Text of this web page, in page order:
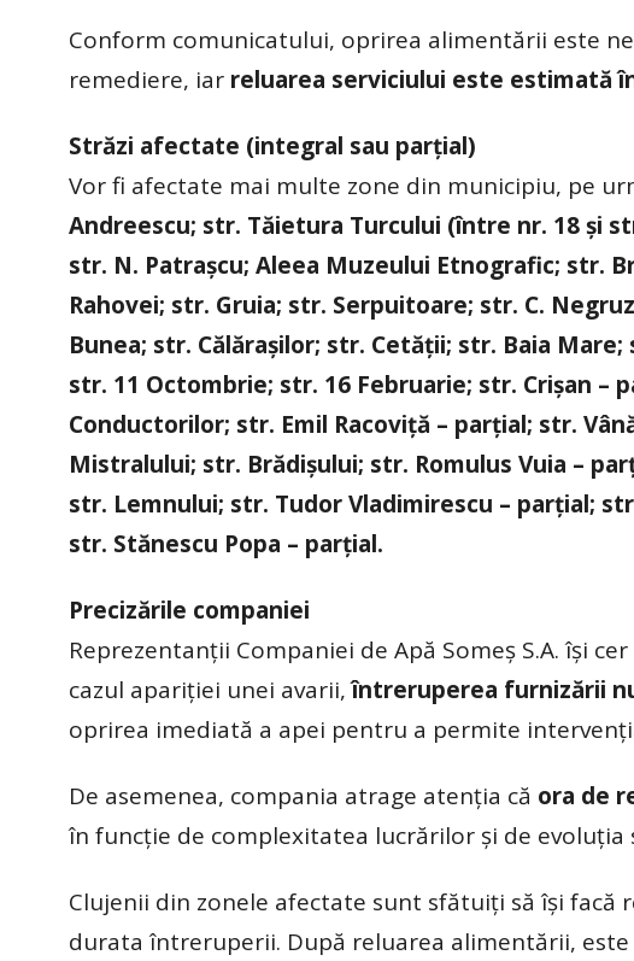
Conform comunicatului, oprirea alimentării este
remediere, iar reluarea serviciului este estimată
Străzi afectate (integral sau parțial)
Vor fi afectate mai multe zone din municipiu, pe
Andreescu; str. Tăietura Turcului (între nr. 18 și
str. N. Patrașcu; Aleea Muzeului Etnografic; str.
Rahovei; str. Gruia; str. Serpuitoare; str. C.
Bunea; str. Călărașilor; str. Cetății; str. Baia
str. 11 Octombrie; str. 16 Februarie; str. Crișan –
Conductorilor; str. Emil Racoviță – parțial; str.
Mistralului; str. Brădișului; str. Romulus Vuia –
str. Lemnului; str. Tudor Vladimirescu – parțial;
str. Stănescu Popa – parțial.
Precizările companiei
Reprezentanții Companiei de Apă Someș S.A. își
cazul apariției unei avarii,întreruperea furnizării
oprirea imediată a apei pentru a permite
De asemenea, compania atrage atenția că ora de
în funcție de complexitatea lucrărilor și de
Clujenii din zonele afectate sunt sfătuiți să își facă
durata întreruperii. După reluarea alimentării,